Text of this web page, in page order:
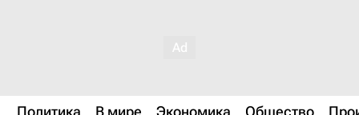
Политика В мире Экономика Общество